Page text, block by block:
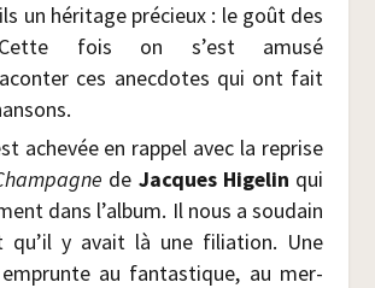
un héri­tage pré­cieux : le goût des
fois on s’est amu­sé
ces anec­dotes qui ont fait
ache­vée en rap­pel avec la reprise
de Jacques Hige­lin qui
dans l’album. Il nous a sou­dain
qu’il y avait là une filia­tion. Une
au fan­tas­tique, au mer­